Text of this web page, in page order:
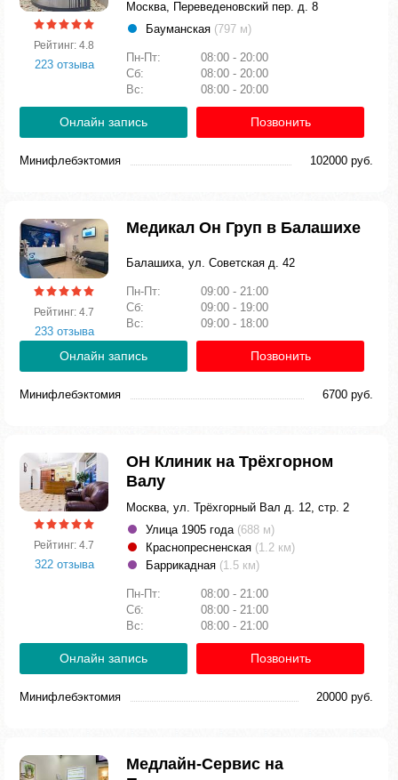
Рейтинг: 4.8
223 отзыва
Москва, Переведеновский пер. д. 8
Бауманская (797 м)
Пн-Пт:
08:00 - 20:00
Сб:
08:00 - 20:00
Вс:
08:00 - 20:00
Онлайн запись Позвонить
Минифлебэктомия 102000 руб.
Рейтинг: 4.7
233 отзыва
Медикал Он Груп в Балашихе
Балашиха, ул. Советская д. 42
Пн-Пт:
09:00 - 21:00
Сб:
09:00 - 19:00
Вс:
09:00 - 18:00
Онлайн запись Позвонить
Минифлебэктомия 6700 руб.
Рейтинг: 4.7
322 отзыва
ОН Клиник на Трёхгорном
Валу
Москва, ул. Трёхгорный Вал д. 12, стр. 2
Улица 1905 года (688 м)
Краснопресненская (1.2 км)
Баррикадная (1.5 км)
Пн-Пт:
08:00 - 21:00
Сб:
08:00 - 21:00
Вс:
08:00 - 21:00
Онлайн запись Позвонить
Минифлебэктомия 20000 руб.
Медлайн-Сервис на